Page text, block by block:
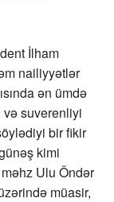
İlham
nailiyyətlər
ən ümdə
və suverenliyi
bir fikir
kimi
Ulu Öndər
müasir,